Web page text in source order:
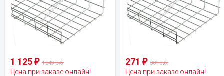
1 125 ₽ 1 249 руб.
Цена при заказе онлайн!
271₽ 301 руб.
Цена при заказе онлайн!